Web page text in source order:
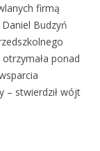
firmą
Budzyń
ponad
– stwierdził wójt